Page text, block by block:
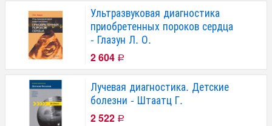
Ультразвуковая диагностика
приобретенных пороков сердца
- Глазун Л. О.
2 604 Р
Лучевая диагностика. Детские
болезни - Штаатц Г.
2 522 Р